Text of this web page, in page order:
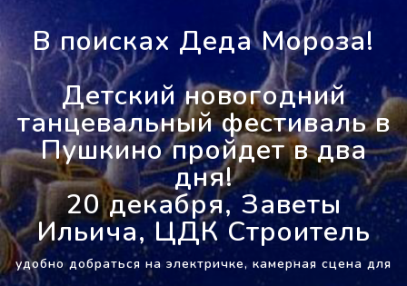
В поисках Деда Мороза!
Детский новогодний
танцевальный фестиваль в
Пушкино пройдет в два
дня!
20 декабря, Заветы
Ильича, ЦДК Строитель
удобно добраться на электричке, камерная сцена для